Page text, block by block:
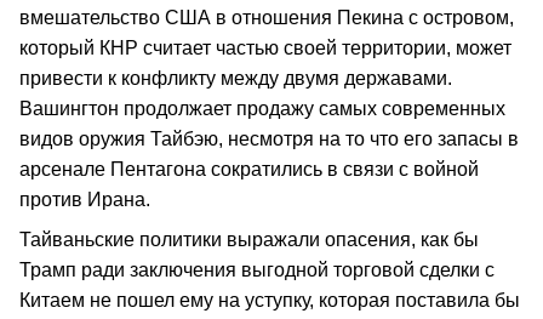
вмешательство США в отношения Пекина с островом,
который КНР считает частью своей территории, может
привести к конфликту между двумя державами.
Вашингтон продолжает продажу самых современных
видов оружия Тайбэю, несмотря на то что его запасы в
арсенале Пентагона сократились в связи с войной
против Ирана.
Тайваньские политики выражали опасения, как бы
Трамп ради заключения выгодной торговой сделки с
Китаем не пошел ему на уступку, которая поставила бы